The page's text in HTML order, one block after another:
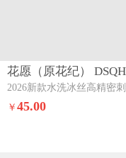
￥45.00